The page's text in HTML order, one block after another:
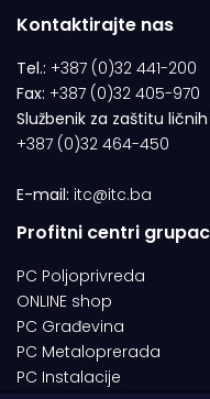
Kontaktirajte nas
Tel.: +387 (0)32 441-200
Fax: +387 (0)32 405-970
Službenik za zaštitu
+387 (0)32 464-450
E-mail: itc@itc.ba
Profitni centri
PC Poljoprivreda
ONLINE shop
PC Građevina
PC Metaloprerada
PC Instalacije